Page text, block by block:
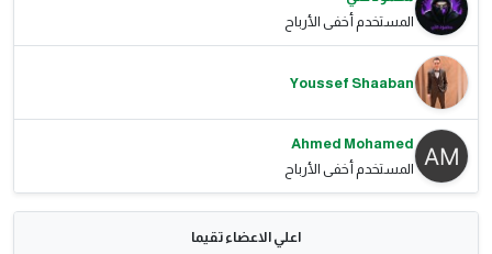
المستخدم أخفى الأرباح
Youssef Shaaban
Ahmed Mohamed
المستخدم أخفى الأرباح
اعلي الاعضاء تقيما